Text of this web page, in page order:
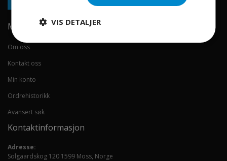
Min konto
Om oss
Kontakt oss
Min konto
Ordrehistorikk
Avansert søk
Kontaktinformasjon
Adresse:
Solgaardskog 120 1599 Moss, Norge
VIS DETALJER